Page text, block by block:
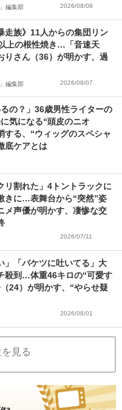
編集部 2026/08/08
走族》11人からの集団リン
上の根性焼き…「音速天
りさん（36）が明かす、過
編集部 2026/08/07
るの？」36歳男性ライターの
気になる“頭皮のニオ
する、“ウィッグのスペシャ
底ケアとは
リ割れた」4トントラックに
きに…表舞台から“突然”姿
メ声優が明かす、凄惨な交
2026/07/11
」「バケツに吐いてる」大
殺到…体重46キロの“可愛す
24）が明かす、“やらせ疑
2026/08/01
見る